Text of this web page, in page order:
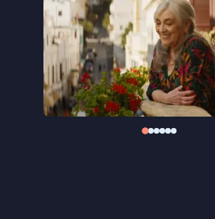
leven.
De Marokkaanse regisseur
haar blik opnieuw op
zoals ze eerder deed in het
The Blue Caftan. OokCalle Málaga
gevoelige snaar: de film, gedragen
hoofdrol van Carmen Maura, won